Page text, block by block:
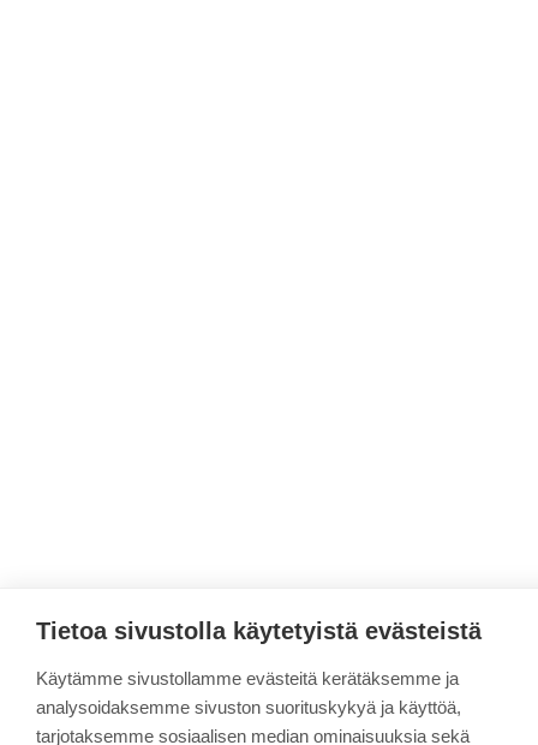
Tietoa sivustolla käytetyistä evästeistä
Käytämme sivustollamme evästeitä kerätäksemme ja
analysoidaksemme sivuston suorituskykyä ja käyttöä,
tarjotaksemme sosiaalisen median ominaisuuksia sekä